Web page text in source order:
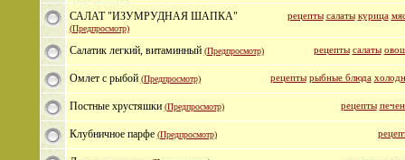
рецепты салаты курица
САЛАТ "ИЗУМРУДНАЯ ШАПКА"
(Предпросмотр)
рецепты салаты
Салатик легкий, витаминный (Предпросмотр)
рецепты рыбные блюда
Омлет с рыбой (Предпросмотр)
рецепты
Постные хрустяшки (Предпросмотр)
Клубничное парфе (Предпросмотр)